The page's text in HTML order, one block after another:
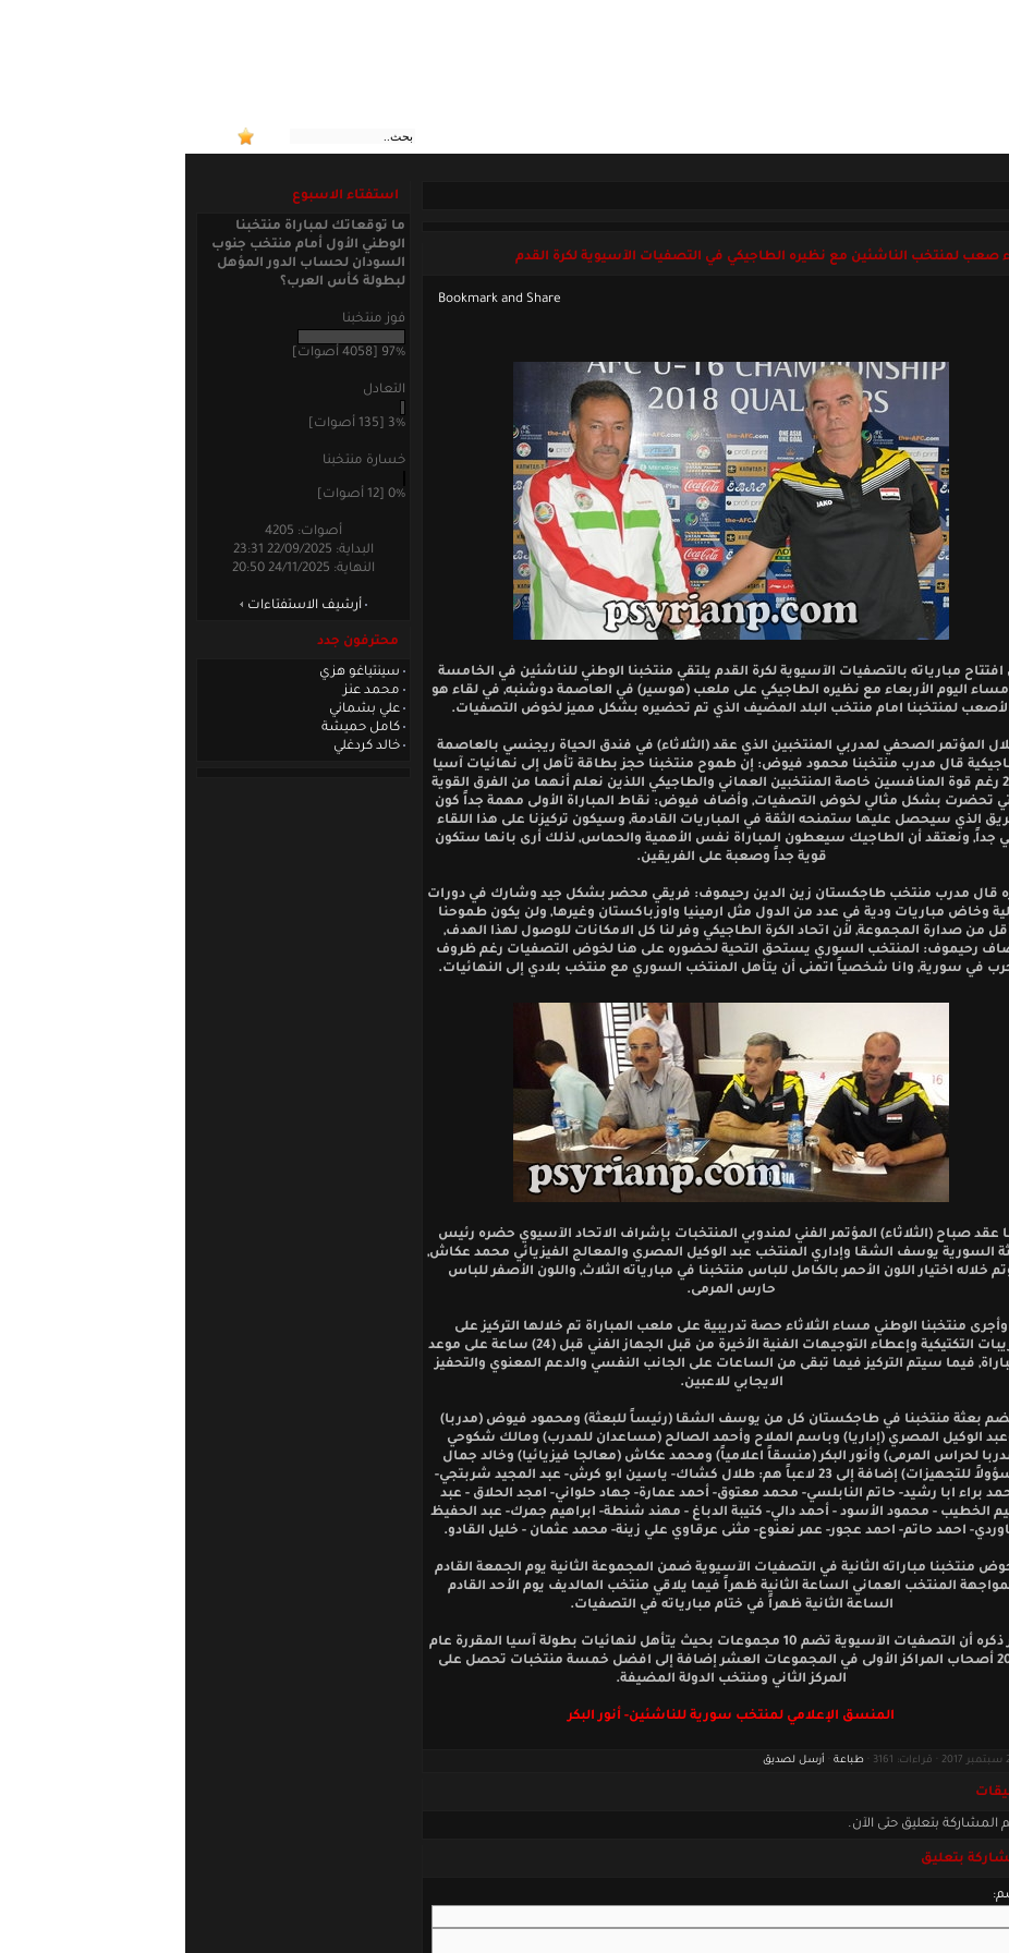
صعب لمنتخب الناشئين مع نظيره الطاجيكي في التصفيات الآسيوية لكرة القدم
مبارياته بالتصفيات الآسيوية لكرة القدم يلتقي منتخبنا الوطني للناشئين في الخامسة
اليوم الأربعاء مع نظيره الطاجيكي على ملعب (هوسير) في العاصمة دوشنبه, في لقاء هو
لمنتخبنا امام منتخب البلد المضيف الذي تم تحضيره بشكل مميز لخوض التصفيات.
المؤتمر الصحفي لمدربي المنتخبين الذي عقد (الثلاثاء) في فندق الحياة ريجنسي بالعاصمة
قال مدرب منتخبنا محمود فيوض: إن طموح منتخبنا حجز بطاقة تأهل إلى نهائيات آسيا
2018 رغم قوة المنافسين خاصة المنتخبين العماني والطاجيكي اللذين نعلم أنهما من الفرق القوية
تحضرت بشكل مثالي لخوض التصفيات, وأضاف فيوض: نقاط المباراة الأولى مهمة جداً كون
الذي سيحصل عليها ستمنحه الثقة في المباريات القادمة, وسيكون تركيزنا على هذا اللقاء
جداً, ونعتقد أن الطاجيك سيعطون المباراة نفس الأهمية والحماس, لذلك أرى بانها ستكون
قوية جداً وصعبة على الفريقين.
قال مدرب منتخب طاجكستان زين الدين رحيموف: فريقي محضر بشكل جيد وشارك في دورات
وخاض مباريات ودية في عدد من الدول مثل ارمينيا واوزباكستان وغيرها, ولن يكون طموحنا
من صدارة المجموعة, لأن اتحاد الكرة الطاجيكي وفر لنا كل الامكانات للوصول لهذا الهدف,
رحيموف: المنتخب السوري يستحق التحية لحضوره على هنا لخوض التصفيات رغم ظروف
في سورية, وانا شخصياً اتمنى أن يتأهل المنتخب السوري مع منتخب بلادي إلى النهائيات.
عقد صباح (الثلاثاء) المؤتمر الفني لمندوبي المنتخبات بإشراف الاتحاد الآسيوي حضره رئيس
السورية يوسف الشقا وإداري المنتخب عبد الوكيل المصري والمعالج الفيزيائي محمد عكاش,
خلاله اختيار اللون الأحمر بالكامل للباس منتخبنا في مبارياته الثلاث, واللون الأصفر للباس
حارس المرمى.
وأجرى منتخبنا الوطني مساء الثلاثاء حصة تدريبية على ملعب المباراة تم خلالها التركيز على
التدريبات التكتيكية وإعطاء التوجيهات الفنية الأخيرة من قبل الجهاز الفني قبل (24) ساعة على موعد
فيما سيتم التركيز فيما تبقى من الساعات على الجانب النفسي والدعم المعنوي والتحفيز
الايجابي للاعبين.
بعثة منتخبنا في طاجكستان كل من يوسف الشقا (رئيساً للبعثة) ومحمود فيوض (مدربا)
الوكيل المصري (إداريا) وباسم الملاح وأحمد الصالح (مساعدان للمدرب) ومالك شكوحي
لحراس المرمى) وأنور البكر (منسقاً اعلامياً) ومحمد عكاش (معالجا فيزيائيا) وخالد جمال
(مسؤولاً للتجهيزات) إضافة إلى 23 لاعباً هم: طلال كشاك- ياسين ابو كرش- عبد المجيد شربتجي-
براء ابا رشيد- حاتم النابلسي- محمد معتوق- أحمد عمارة- جهاد حلواني- امجد الحلاق - عبد
الخطيب - محمود الأسود - أحمد دالي- كتيبة الدباغ - مهند شنطة- ابراهيم جمرك- عبد الحفيظ
احمد حاتم- احمد عجور- عمر نعنوع- مثنى عرقاوي علي زينة- محمد عثمان - خليل القادو.
منتخبنا مباراته الثانية في التصفيات الآسيوية ضمن المجموعة الثانية يوم الجمعة القادم
المنتخب العماني الساعة الثانية ظهراً فيما يلاقي منتخب المالديف يوم الأحد القادم
الساعة الثانية ظهراً في ختام مبارياته في التصفيات.
جدير ذكره أن التصفيات الآسيوية تضم 10 مجموعات بحيث يتأهل لنهائيات بطولة آسيا المقررة عام
2018 أصحاب المراكز الأولى في المجموعات العشر إضافة إلى افضل خمسة منتخبات تحصل على
المركز الثاني ومنتخب الدولة المضيفة.
المنسق الإعلامي لمنتخب سورية للناشئين- أنور البكر
طباعة أرسل لصديق
المشاركة بتعليق حتى الآن.
بتعليق
استفتاء الاسبوع
ما توقعاتك لمباراة منتخبنا
الوطني الأول أمام منتخب جنوب
السودان لحساب الدور المؤهل
لبطولة كأس العرب؟
فوز منتخبنا
97% [4058 أصوات]
التعادل
3% [135 أصوات]
خسارة منتخبنا
0% [12 أصوات]
أصوات: 4205
البداية: 22/09/2025 23:31
النهاية: 24/11/2025 20:50
أرشيف الاستفتاءات
محترفون جدد
سينتياغو هزي
محمد عنز
علي بشماني
كامل حميشة
خالد كردغلي